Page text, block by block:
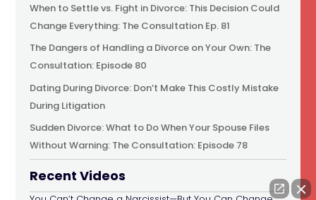
When to Settle vs. Fight in Divorce: This Decision Could
Change Everything: The Consultation Ep. 81
The Dangers of Handling a Divorce on Your Own: The
Consultation: Episode 80
Dating During Divorce: Don’t Make This Costly Mistake
During Litigation
Sudden Divorce: What to Do When Your Spouse Files
Without Warning: The Consultation: Episode 78
Recent Videos